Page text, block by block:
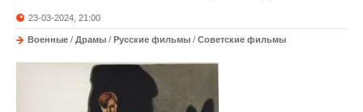
23-03-2024, 21:00
Военные / Драмы / Русские фильмы / Советские фильмы